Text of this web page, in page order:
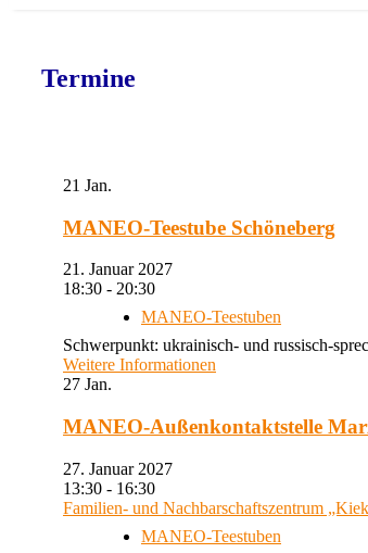
Termine
21 Jan.
MANEO-Teestube Schöneberg
21. Januar 2027
18:30 - 20:30
MANEO-Teestuben
Schwerpunkt: ukrainisch- und russisch-
Weitere Informationen
27 Jan.
MANEO-Außenkontaktstelle
27. Januar 2027
13:30 - 16:30
Familien- und Nachbarschaftszentrum
MANEO-Teestuben